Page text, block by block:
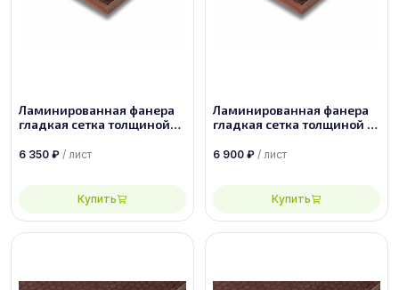
Ламинированная фанера
гладкая сетка толщиной
2500х1250, сорт 1/1
6 350 ₽ / лист
Купить
Ламинированная фанера
гладкая сетка толщиной 21
сорт 1/1
6 900 ₽ / лист
Купить